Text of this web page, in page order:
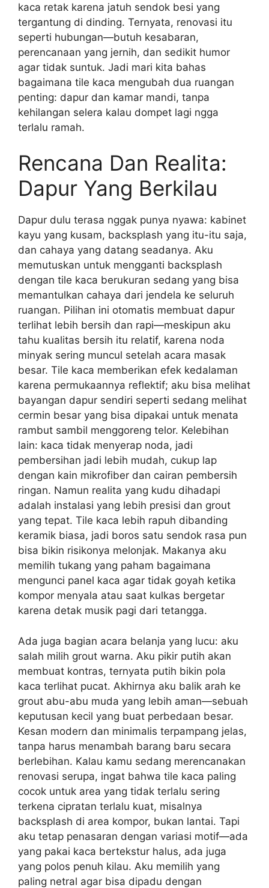
kaca retak karena jatuh sendok besi yang
tergantung di dinding. Ternyata, renovasi itu
seperti hubungan—butuh kesabaran,
perencanaan yang jernih, dan sedikit humor
agar tidak suntuk. Jadi mari kita bahas
bagaimana tile kaca mengubah dua ruangan
penting: dapur dan kamar mandi, tanpa
kehilangan selera kalau dompet lagi ngga
terlalu ramah.
Rencana Dan Realita:
Dapur Yang Berkilau
Dapur dulu terasa nggak punya nyawa: kabinet
kayu yang kusam, backsplash yang itu-itu saja,
dan cahaya yang datang seadanya. Aku
memutuskan untuk mengganti backsplash
dengan tile kaca berukuran sedang yang bisa
memantulkan cahaya dari jendela ke seluruh
ruangan. Pilihan ini otomatis membuat dapur
terlihat lebih bersih dan rapi—meskipun aku
tahu kualitas bersih itu relatif, karena noda
minyak sering muncul setelah acara masak
besar. Tile kaca memberikan efek kedalaman
karena permukaannya reflektif; aku bisa melihat
bayangan dapur sendiri seperti sedang melihat
cermin besar yang bisa dipakai untuk menata
rambut sambil menggoreng telor. Kelebihan
lain: kaca tidak menyerap noda, jadi
pembersihan jadi lebih mudah, cukup lap
dengan kain mikrofiber dan cairan pembersih
ringan. Namun realita yang kudu dihadapi
adalah instalasi yang lebih presisi dan grout
yang tepat. Tile kaca lebih rapuh dibanding
keramik biasa, jadi boros satu sendok rasa pun
bisa bikin risikonya melonjak. Makanya aku
memilih tukang yang paham bagaimana
mengunci panel kaca agar tidak goyah ketika
kompor menyala atau saat kulkas bergetar
karena detak musik pagi dari tetangga.
Ada juga bagian acara belanja yang lucu: aku
salah milih grout warna. Aku pikir putih akan
membuat kontras, ternyata putih bikin pola
kaca terlihat pucat. Akhirnya aku balik arah ke
grout abu-abu muda yang lebih aman—sebuah
keputusan kecil yang buat perbedaan besar.
Kesan modern dan minimalis terpampang jelas,
tanpa harus menambah barang baru secara
berlebihan. Kalau kamu sedang merencanakan
renovasi serupa, ingat bahwa tile kaca paling
cocok untuk area yang tidak terlalu sering
terkena cipratan terlalu kuat, misalnya
backsplash di area kompor, bukan lantai. Tapi
aku tetap penasaran dengan variasi motif—ada
yang pakai kaca bertekstur halus, ada juga
yang polos penuh kilau. Aku memilih yang
paling netral agar bisa dipadu dengan